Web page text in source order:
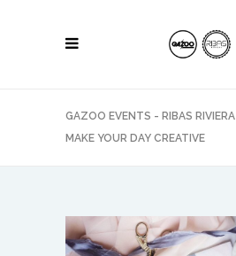
GAZOO EVENTS - RIBAS RIVIERA
MAKE YOUR DAY CREATIVE